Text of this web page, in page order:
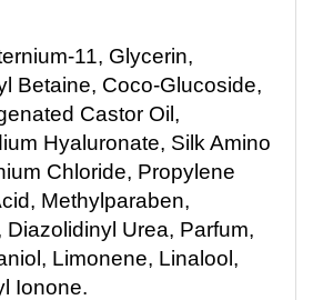
11, Glycerin,
Betaine, Coco-Glucoside,
Castor Oil,
Hyaluronate, Silk Amino
Chloride, Propylene
Methylparaben,
Urea, Parfum,
Limonene, Linalool,
Ionone.